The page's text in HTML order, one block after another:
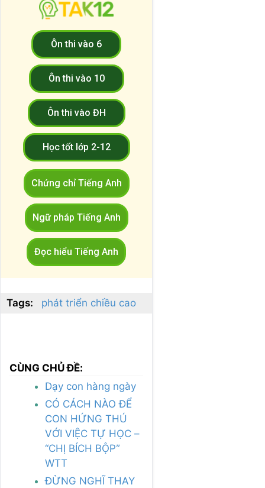
Ôn thi vào 6
Ôn thi vào 10
Ôn thi vào ĐH
Học tốt lớp 2-12
Chứng chỉ Tiếng Anh
Ngữ pháp Tiếng Anh
Đọc hiểu Tiếng Anh
Tags: phát triển chiều cao
CÙNG CHỦ ĐỀ:
Dạy con hàng ngày
CÓ CÁCH NÀO ĐỂ
CON HỨNG THÚ
VỚI VIỆC TỰ HỌC –
“CHỊ BÍCH BỘP”
WTT
ĐỪNG NGHĨ THAY